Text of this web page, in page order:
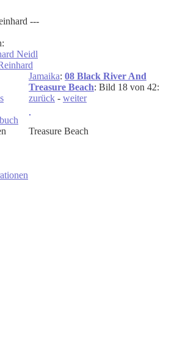
---
Neidl
Jamaika: 08 Black River And
Treasure Beach: Bild 18 von 42:
zurück - weiter
Treasure Beach